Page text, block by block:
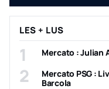
LES + LUS
1 Mercato : Julian
2
Mercato PSG :
Barcola